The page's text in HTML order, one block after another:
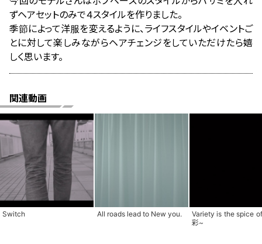
ずヘアセットのみで４スタイルを作りました。
季節によって洋服を変えるように、ライフスタイルやイベントご
とに対して楽しみながらヘアチェンジをしていただけたら嬉
しく思います。
関連動画
Switch All roads lead to New you.
Variety is the spice
彩~